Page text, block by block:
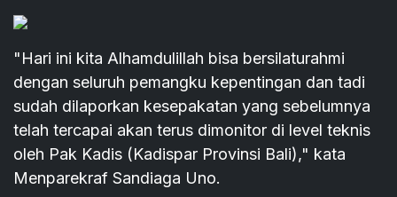
"Hari ini kita Alhamdulillah bisa bersilaturahmi
dengan seluruh pemangku kepentingan dan tadi
sudah dilaporkan kesepakatan yang sebelumnya
telah tercapai akan terus dimonitor di level teknis
oleh Pak Kadis (Kadispar Provinsi Bali)," kata
Menparekraf Sandiaga Uno.